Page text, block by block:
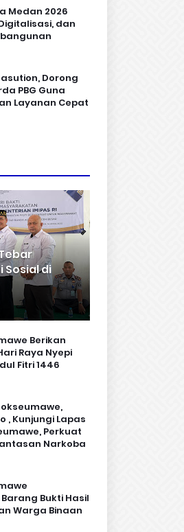
Medan 2026
dan
Dorong
PBG Guna
Layanan Cepat
Sosial di
Berikan
Raya Nyepi
Fitri 1446
, Kunjungi Lapas
Perkuat
Narkoba
Bukti Hasil
Warga Binaan